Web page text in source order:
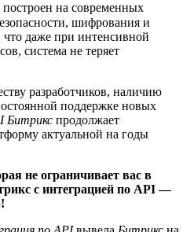
построен на современных
шифрования и
что даже при интенсивной
система не теряет
разработчиков, наличию
поддержке новых
Битрикс продолжает
актуальной на годы
не ограничивает вас в
с интеграцией по API —